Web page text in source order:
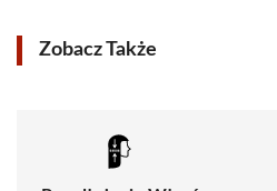
Zobacz Także